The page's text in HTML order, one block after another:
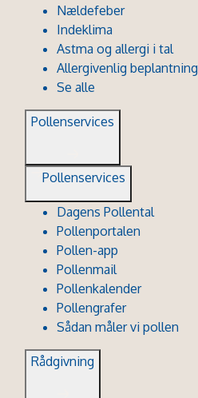
Nældefeber
Indeklima
Astma og allergi i tal
Allergivenlig beplantning
Se alle
Pollenservices
Pollenservices
Dagens Pollental
Pollenportalen
Pollen-app
Pollenmail
Pollenkalender
Pollengrafer
Sådan måler vi pollen
Rådgivning